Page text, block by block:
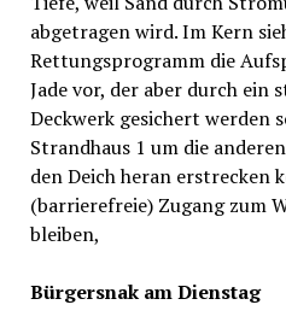
abgetragen wird. Im Kern
Rettungsprogramm die
Jade vor, der aber durch ein
Deckwerk gesichert werden
Strandhaus 1 um die
den Deich heran erstrecken
(barrierefreie) Zugang zum
bleiben,
Bürgersnak am Dienstag